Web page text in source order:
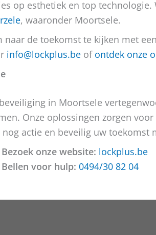
op esthetiek en top
, waaronder Moortsele.
naar de toekomst te kijken met
info@lockplus.be of ontdek onze
in Moortsele
Onze oplossingen zorgen
nog actie en beveilig uw toekomst
Bezoek onze website: lockplus.be
Bellen voor hulp: 0494/30 82 04